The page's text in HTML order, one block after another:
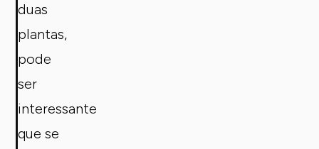
duas
plantas,
pode
ser
interessante
que se